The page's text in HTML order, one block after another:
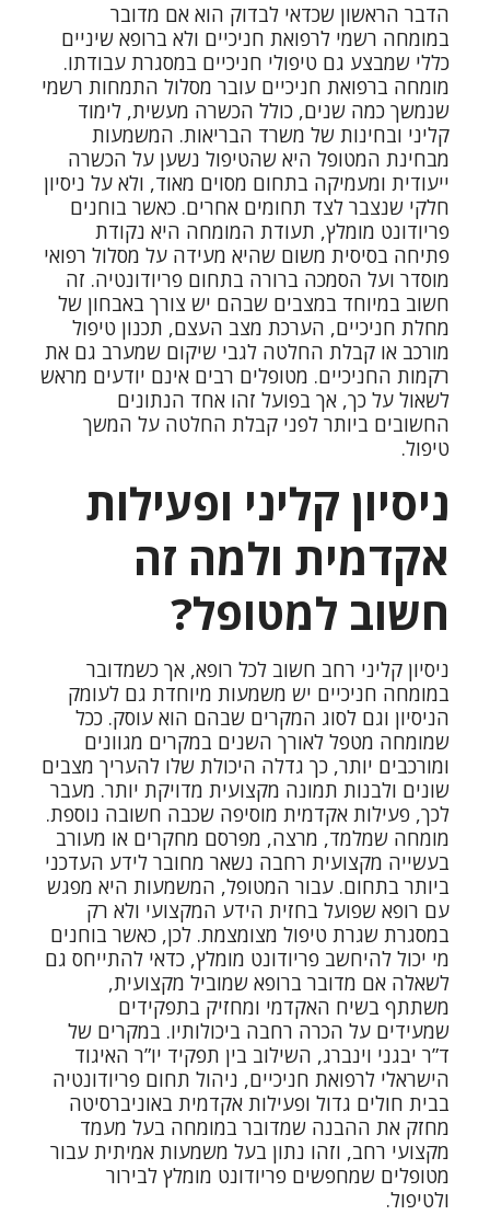
הדבר הראשון שכדאי לבדוק הוא אם מדובר
במומחה רשמי לרפואת חניכיים ולא ברופא שיניים
כללי שמבצע גם טיפולי חניכיים במסגרת עבודתו.
מומחה ברפואת חניכיים עובר מסלול התמחות רשמי
שנמשך כמה שנים, כולל הכשרה מעשית, לימוד
קליני ובחינות של משרד הבריאות. המשמעות
מבחינת המטופל היא שהטיפול נשען על הכשרה
ייעודית ומעמיקה בתחום מסוים מאוד, ולא על ניסיון
חלקי שנצבר לצד תחומים אחרים. כאשר בוחנים
פריודונט מומלץ, תעודת המומחה היא נקודת
פתיחה בסיסית משום שהיא מעידה על מסלול רפואי
מוסדר ועל הסמכה ברורה בתחום פריודונטיה. זה
חשוב במיוחד במצבים שבהם יש צורך באבחון של
מחלת חניכיים, הערכת מצב העצם, תכנון טיפול
מורכב או קבלת החלטה לגבי שיקום שמערב גם את
רקמות החניכיים. מטופלים רבים אינם יודעים מראש
לשאול על כך, אך בפועל זהו אחד הנתונים
החשובים ביותר לפני קבלת החלטה על המשך
טיפול.
ניסיון קליני ופעילות
אקדמית ולמה זה
חשוב למטופל?
ניסיון קליני רחב חשוב לכל רופא, אך כשמדובר
במומחה חניכיים יש משמעות מיוחדת גם לעומק
הניסיון וגם לסוג המקרים שבהם הוא עוסק. ככל
שמומחה מטפל לאורך השנים במקרים מגוונים
ומורכבים יותר, כך גדלה היכולת שלו להעריך מצבים
שונים ולבנות תמונה מקצועית מדויקת יותר. מעבר
לכך, פעילות אקדמית מוסיפה שכבה חשובה נוספת.
מומחה שמלמד, מרצה, מפרסם מחקרים או מעורב
בעשייה מקצועית רחבה נשאר מחובר לידע העדכני
ביותר בתחום. עבור המטופל, המשמעות היא מפגש
עם רופא שפועל בחזית הידע המקצועי ולא רק
במסגרת שגרת טיפול מצומצמת. לכן, כאשר בוחנים
מי יכול להיחשב פריודונט מומלץ, כדאי להתייחס גם
לשאלה אם מדובר ברופא שמוביל מקצועית,
משתתף בשיח האקדמי ומחזיק בתפקידים
שמעידים על הכרה רחבה ביכולותיו. במקרים של
ד”ר יבגני וינברג, השילוב בין תפקיד יו”ר האיגוד
הישראלי לרפואת חניכיים, ניהול תחום פריודונטיה
בבית חולים גדול ופעילות אקדמית באוניברסיטה
מחזק את ההבנה שמדובר במומחה בעל מעמד
מקצועי רחב, וזהו נתון בעל משמעות אמיתית עבור
מטופלים שמחפשים פריודונט מומלץ לבירור
ולטיפול.